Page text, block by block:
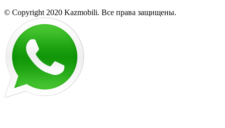
© Copyright 2020 Kazmobili. Все права защищены.